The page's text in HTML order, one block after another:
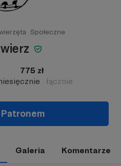
Społeczne
775 zł
łącznie
Galeria Komentarze